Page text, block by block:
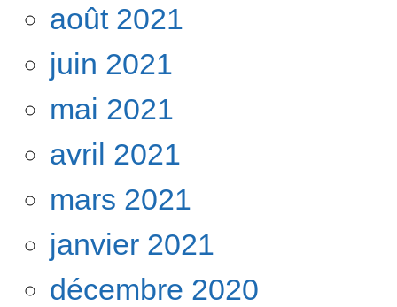
août 2021
juin 2021
mai 2021
avril 2021
mars 2021
janvier 2021
décembre 2020